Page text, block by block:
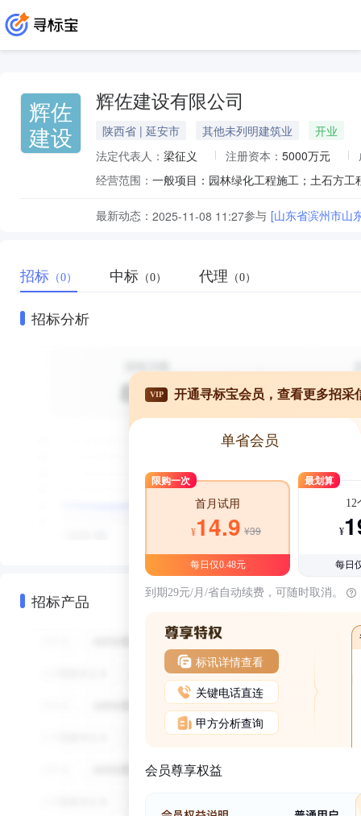
辉佐
建设
辉佐建设有限公司
陕西省 | 延安市 其他未列明建筑业
开业
法定代表人： 梁征义 注册资本： 5000万元
经营范围：
最新动态： 2025-11-08 11:27参与 [山东省滨州市山
招标 （0） 中标 （0） 代理 （0）
招标分析
招标产品
VIP 开通寻标宝会员，查看更多招采
单省会员
限购一次
首月试用
¥14.9 ¥39
每日仅0.48元
最划算
12
¥
每日
到期29元/月/省自动续费，可随时取消。
标讯详情查看
关键电话直连
甲方分析查询
会员尊享权益